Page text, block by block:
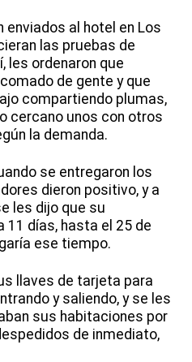
al hotel en Los
las pruebas de
les ordenaron que
de gente y que
compartiendo plumas,
cercano unos con otros
la demanda.
se entregaron los
dieron positivo, y a
les dijo que su
11 días, hasta el 25 de
ese tiempo.
llaves de tarjeta para
y saliendo, y se les
sus habitaciones por
de inmediato,